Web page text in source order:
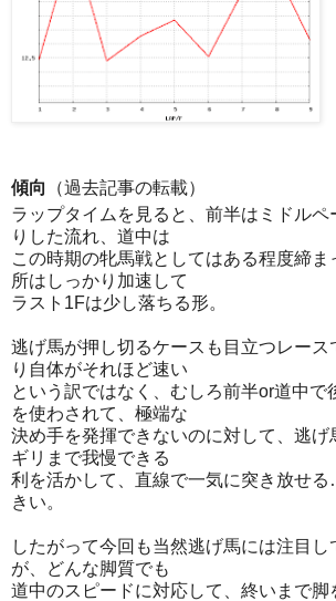
傾向
（過去記事の転載）
ラップタイムを見ると、前半はミドルペ
りした流れ、道中は
この時期の牝馬戦としてはある程度締ま
所はしっかり加速して
ラスト1Fは少し落ちる形。
逃げ馬が押し切るケースも目立つレース
り自体がそれほど速い
という訳ではなく、むしろ前半or道中で
を使わされて、極端な
決め手を発揮できないのに対して、逃げ
ギリまで我慢できる
利を活かして、直線で一気に突き放せ
きい。
したがって今回も当然逃げ馬には注目し
が、どんな脚質でも
道中のスピードに対応して、終いまで脚